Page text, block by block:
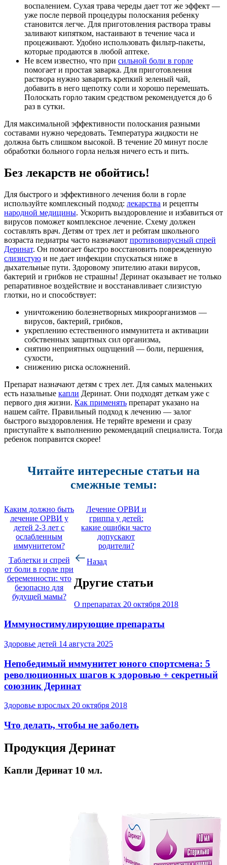
воспалением. Сухая трава череды дает тот же эффект —
уже после первой процедуры полоскания ребенку
становится легче. Для приготовления раствора травы
заливают кипятком, настаивают в течение часа и
процеживают. Удобно использовать фильтр-пакеты,
которые продаются в любой аптеке.
Не всем известно, что при сильной боли в горле
помогает и простая заварка. Для приготовления
раствора нужно заварить крепкий зеленый чай,
добавить в него щепотку соли и хорошо перемешать.
Полоскать горло таким средством рекомендуется до 6
раз в сутки.
Для максимальной эффективности полоскания разными
составами нужно чередовать. Температура жидкости не
должна быть слишком высокой. В течение 20 минут после
обработки больного горла нельзя ничего есть и пить.
Без лекарств не обойтись!
Для быстрого и эффективного лечения боли в горле
используйте комплексный подход: лекарства и рецепты
народной медицины. Ускорить выздоровление и избавиться от
вирусов поможет комплексное лечение. Схему должен
составлять врач. Детям от трех лет и ребятам школьного
возраста педиатры часто назначают противовирусный спрей
Деринат. Он помогает быстро восстановить поврежденную
слизистую и не дает инфекции спускаться ниже в
дыхательные пути. Здоровому эпителию атаки вирусов,
бактерий и грибков не страшны! Деринат оказывает не только
репаративное воздействие и восстанавливает слизистую
глотки, но и способствует:
уничтожению болезнетворных микроорганизмов —
вирусов, бактерий, грибков,
укреплению естественного иммунитета и активации
собственных защитных сил организма,
снятию неприятных ощущений — боли, першения,
сухости,
снижению риска осложнений.
Препарат назначают детям с трех лет. Для самых маленьких
есть назальные капли Деринат. Они подходят деткам уже с
первого дня жизни. Как применять препарат указано на
нашем сайте. Правильный подход к лечению — залог
быстрого выздоровления. Не теряйте времени и сразу
приступайте к выполнению рекомендаций специалиста. Тогда
ребенок поправится скорее!
Читайте интересные статьи на
смежные темы:
Каким должно быть
лечение ОРВИ у
детей 2-3 лет с
ослабленным
иммунитетом?
Лечение ОРВИ и
гриппа у детей:
какие ошибки часто
допускают
родители?
Таблетки и спрей
от боли в горле при
беременности: что
безопасно для
будущей мамы?
Назад
Другие статьи
О препаратах 20 октября 2018
Иммуностимулирующие препараты
Здоровье детей 14 августа 2025
Непобедимый иммунитет юного спортсмена: 5
революционных шагов к здоровью + секретный
союзник Деринат
Здоровье взрослых 20 октября 2018
Что делать, чтобы не заболеть
Продукция Деринат
Капли Деринат 10 мл.